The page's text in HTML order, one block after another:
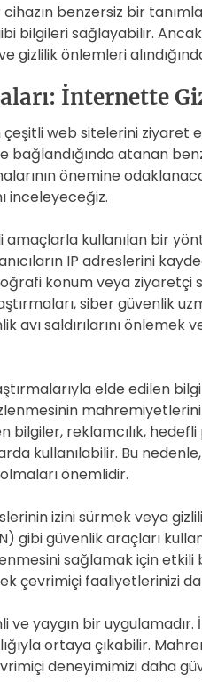
benzersiz bir
bilgileri sağlayabilir.
gizlilik önlemleri
İnternette
web sitelerini ziyaret
bağlandığında atanan
önemine
inceleyeceğiz.
amaçlarla kullanılan bir
IP adreslerini
konum veya ziyaretçi
siber güvenlik
saldırılarını önlemek
elde edilen
bilgiler, reklamcılık,
kullanılabilir. Bu
önemlidir.
izini sürmek veya
gibi güvenlik araçları
sağlamak için etkili
çevrimiçi faaliyetlerinizi
ve yaygın bir
ortaya çıkabilir.
deneyimimizi daha